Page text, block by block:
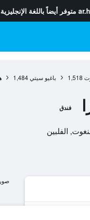
متوفر أيضاً باللغة
1,518 باغيو سيتي 1,484
فندق